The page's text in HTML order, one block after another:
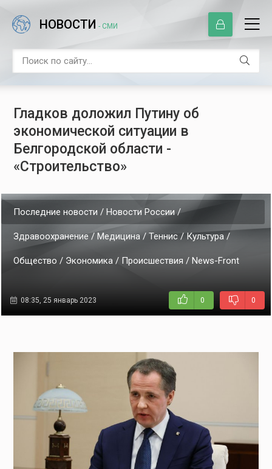
НОВОСТИ - СМИ
Гладков доложил Путину об
экономической ситуации в
Белгородской области -
«Строительство»
Последние новости / Новости России /
Здравоохранение / Медицина / Теннис / Культура /
Общество / Экономика / Происшествия / News-Front
08:35, 25 январь 2023 0 0